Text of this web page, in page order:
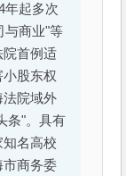
年起多次
与商业"等
院首例适
股东权
法院域外
条"。具有
知名高校
市商务委